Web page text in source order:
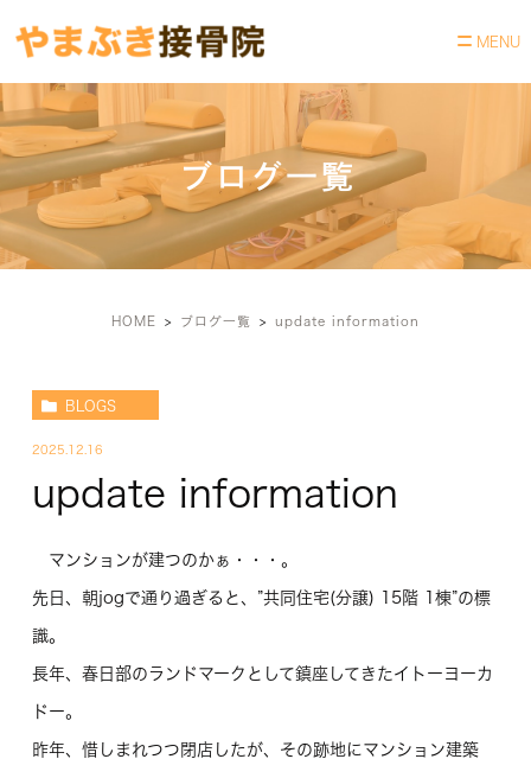
ブログ一覧
HOME ブログ一覧 update information
BLOGS
2025.12.16
update information
マンションが建つのかぁ・・・。
先日、朝jogで通り過ぎると、”共同住宅(分譲) 15階 1棟”の標
識。
長年、春日部のランドマークとして鎮座してきたイトーヨーカ
ドー。
昨年、惜しまれつつ閉店したが、その跡地にマンション建築